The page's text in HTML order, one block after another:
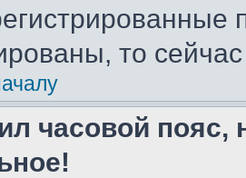
то
часовой пояс,